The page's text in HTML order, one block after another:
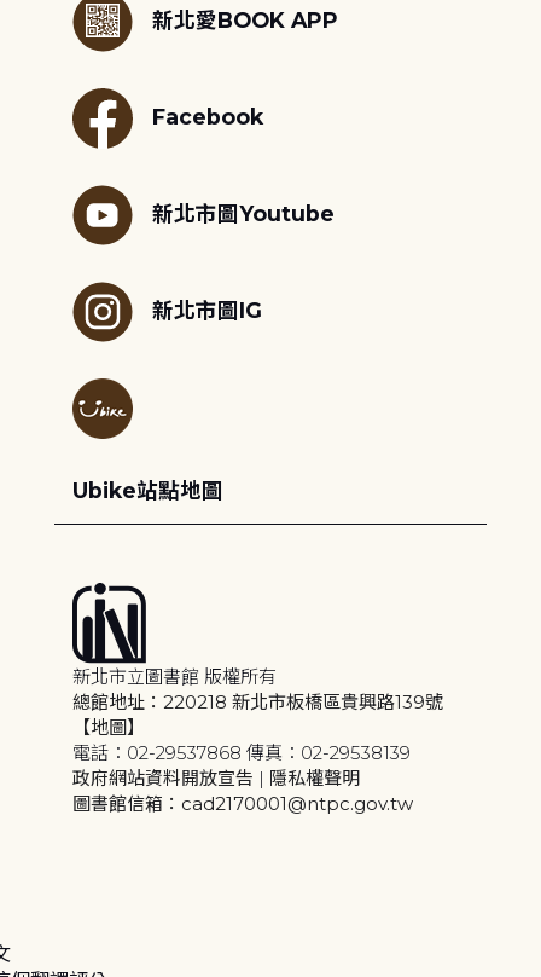
新北愛BOOK APP
Facebook
新北市圖Youtube
新北市圖IG
Ubike站點地圖
新北市立圖書館 版權所有
總館地址：220218 新北市板橋區貴興路139號
【地圖】
電話：02-29537868 傳真：02-29538139
政府網站資料開放宣告 | 隱私權聲明
圖書館信箱：cad2170001@ntpc.gov.tw